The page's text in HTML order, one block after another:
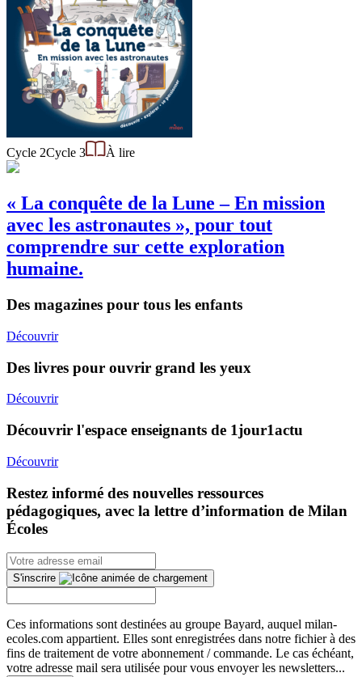
Cycle 2Cycle 3 À lire
« La conquête de la Lune – En mission
avec les astronautes », pour tout
comprendre sur cette exploration
humaine.
Des magazines pour tous les enfants
Découvrir
Des livres pour ouvrir grand les yeux
Découvrir
Découvrir l'espace enseignants de 1jour1actu
Découvrir
Restez informé des nouvelles ressources
pédagogiques, avec la lettre d’information de Milan
Écoles
S'inscrire
Ces informations sont destinées au groupe Bayard, auquel milan-
ecoles.com appartient. Elles sont enregistrées dans notre fichier à des
fins de traitement de votre abonnement / commande. Le cas échéant,
votre adresse mail sera utilisée pour vous envoyer les newsletters...